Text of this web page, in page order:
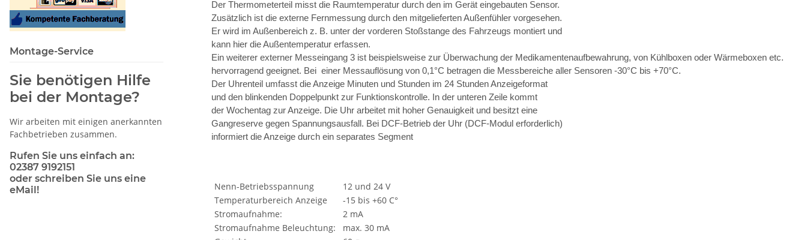
Der Thermometerteil misst die Raumtemperatur durch den im Gerät eingebauten Sensor.
Zusätzlich ist die externe Fernmessung durch den mitgelieferten Außenfühler vorgesehen.
Er wird im Außenbereich z. B. unter der vorderen Stoßstange des Fahrzeugs montiert und
kann hier die Außentemperatur erfassen.
Ein weiterer externer Messeingang 3 ist beispielsweise zur Überwachung der Medikamentenaufbewahrung, von Kühlboxen oder Wärmeboxen etc.
hervorragend geeignet. Bei einer Messauflösung von 0,1°C betragen die Messbereiche aller Sensoren -30°C bis +70°C.
Der Uhrenteil umfasst die Anzeige Minuten und Stunden im 24 Stunden Anzeigeformat
und den blinkenden Doppelpunkt zur Funktionskontrolle. In der unteren Zeile kommt
der Wochentag zur Anzeige. Die Uhr arbeitet mit hoher Genauigkeit und besitzt eine
Gangreserve gegen Spannungsausfall. Bei DCF-Betrieb der Uhr (DCF-Modul erforderlich)
informiert die Anzeige durch ein separates Segment
Nenn-Betriebsspannung
12 und 24 V
Temperaturbereich Anzeige
-15 bis +60 C°
Stromaufnahme:
2 mA
Stromaufnahme Beleuchtung:
max. 30 mA
Montage-Service
Sie benötigen Hilfe
bei der Montage?
Wir arbeiten mit einigen anerkannten
Fachbetrieben zusammen.
Rufen Sie uns einfach an:
02387 9192151
oder schreiben Sie uns eine
eMail!